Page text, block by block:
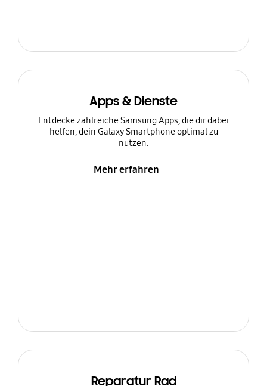
Apps & Dienste
Entdecke zahlreiche Samsung Apps, die dir dabei
helfen, dein Galaxy Smartphone optimal zu
nutzen.
Mehr erfahren
Reparatur Rad